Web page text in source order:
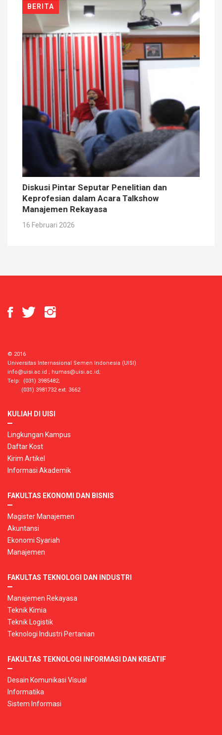
BERITA
Diskusi Pintar Seputar Penelitian dan
Keprofesian dalam Acara Talkshow
Manajemen Rekayasa
16 Februari 2026
© 2016
Universitas Internasional Semen Indonesia (UISI)
info@uisi.ac.id ; humas@uisi.ac.id;
Telp: (031) 3985482;
(031) 3981732 ext. 3662
KULIAH DI UISI
Lingkungan Kampus
Daftar Kost
Kirim Artikel
Informasi Akademik
FAKULTAS EKONOMI DAN BISNIS
Magister Manajemen
Akuntansi
Ekonomi Syariah
Manajemen
FAKULTAS TEKNOLOGI DAN INDUSTRI
Manajemen Rekayasa
Teknik Kimia
Teknik Logistik
Teknologi Industri Pertanian
FAKULTAS TEKNOLOGI INFORMASI DAN KREATIF
Desain Komunikasi Visual
Informatika
Sistem Informasi